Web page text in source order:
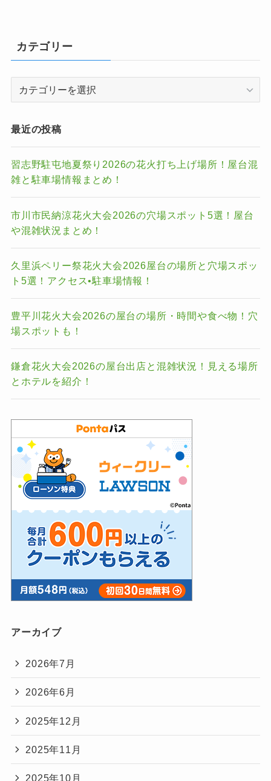
カテゴリー
リ
ー
最近の投稿
習志野駐屯地夏祭り2026の花火打ち上げ場所！屋台混
雑と駐車場情報まとめ！
市川市民納涼花火大会2026の穴場スポット5選！屋台
や混雑状況まとめ！
久里浜ペリー祭花火大会2026屋台の場所と穴場スポッ
ト5選！アクセス•駐車場情報！
豊平川花火大会2026の屋台の場所・時間や食べ物！穴
場スポットも！
鎌倉花火大会2026の屋台出店と混雑状況！見える場所
とホテルを紹介！
アーカイブ
2026年7月
2026年6月
2025年12月
2025年11月
2025年10月